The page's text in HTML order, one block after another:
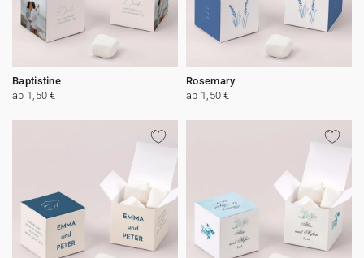
Baptistine
ab 1,50 €
Rosemary
ab 1,50 €